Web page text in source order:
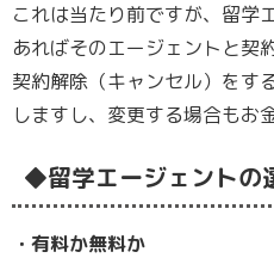
これは当たり前ですが、留学
あればそのエージェントと契
契約解除（キャンセル）をす
しますし、変更する場合もお
◆留学エージェントの
・有料か無料か